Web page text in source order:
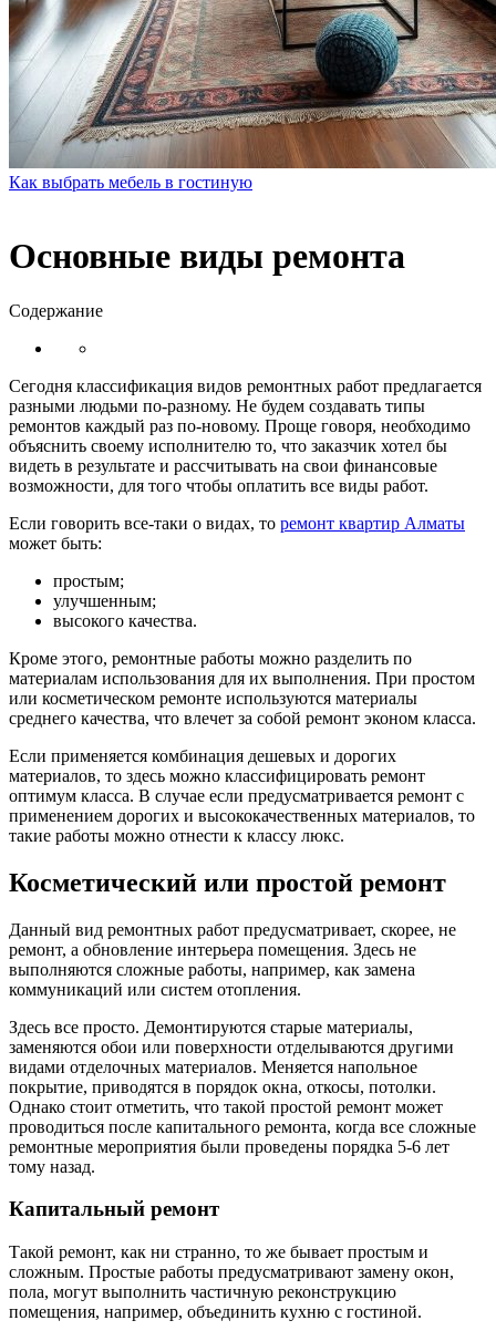
Как выбрать мебель в гостиную
Основные виды ремонта
Содержание
Сегодня классификация видов ремонтных работ предлагается
разными людьми по-разному. Не будем создавать типы
ремонтов каждый раз по-новому. Проще говоря, необходимо
объяснить своему исполнителю то, что заказчик хотел бы
видеть в результате и рассчитывать на свои финансовые
возможности, для того чтобы оплатить все виды работ.
Если говорить все-таки о видах, то ремонт квартир Алматы
может быть:
простым;
улучшенным;
высокого качества.
Кроме этого, ремонтные работы можно разделить по
материалам использования для их выполнения. При простом
или косметическом ремонте используются материалы
среднего качества, что влечет за собой ремонт эконом класса.
Если применяется комбинация дешевых и дорогих
материалов, то здесь можно классифицировать ремонт
оптимум класса. В случае если предусматривается ремонт с
применением дорогих и высококачественных материалов, то
такие работы можно отнести к классу люкс.
Косметический или простой ремонт
Данный вид ремонтных работ предусматривает, скорее, не
ремонт, а обновление интерьера помещения. Здесь не
выполняются сложные работы, например, как замена
коммуникаций или систем отопления.
Здесь все просто. Демонтируются старые материалы,
заменяются обои или поверхности отделываются другими
видами отделочных материалов. Меняется напольное
покрытие, приводятся в порядок окна, откосы, потолки.
Однако стоит отметить, что такой простой ремонт может
проводиться после капитального ремонта, когда все сложные
ремонтные мероприятия были проведены порядка 5-6 лет
тому назад.
Капитальный ремонт
Такой ремонт, как ни странно, то же бывает простым и
сложным. Простые работы предусматривают замену окон,
пола, могут выполнить частичную реконструкцию
помещения, например, объединить кухню с гостиной.